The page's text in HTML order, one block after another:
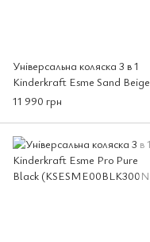
Універсальна коляска 3 в 1
Kinderkraft Esme Sand Beige
(KSESME00BEG3000)
11 990 грн